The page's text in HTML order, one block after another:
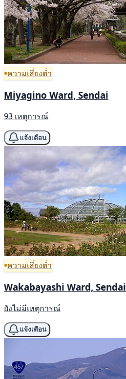
ความเสี่ยงต่ำ
Miyagino Ward, Sendai
93 เหตุการณ์
แจ้งเตือน
ความเสี่ยงต่ำ
Wakabayashi Ward, Sendai
ยังไม่มีเหตุการณ์
แจ้งเตือน